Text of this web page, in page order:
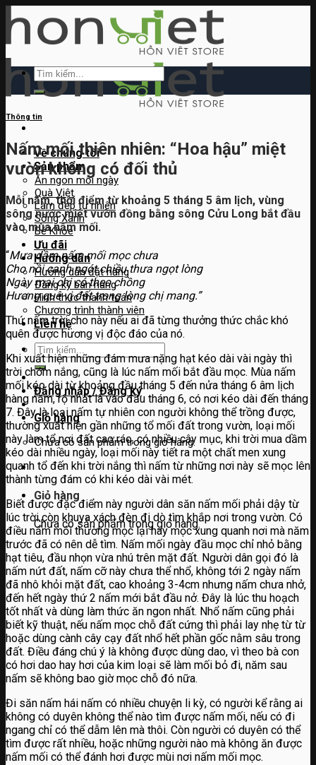
to
content
Về chúng tôi
Sản phẩm
Ăn ngon mỗi ngày
Quà Việt
Làm đẹp tự nhiên
Sống Xanh
Bé Khỏe
Ưu đãi
Hướng dẫn
Hướng dẫn đặt hàng
Đăng ký bán hàng
Hình thức thanh toán
Chương trình thành viên
Liên hệ
Tìm
kiếm:
Đăng nhập / Đăng ký
Giỏ hàng
Chưa có sản phẩm trong giỏ hàng.
Giỏ hàng
Chưa có sản phẩm trong giỏ hàng.
Tìm
kiếm:
Thông tin
Nấm mối thiên nhiên: “Hoa hậu” miệt
vườn không có đối thủ
Mỗi năm, thời điểm từ khoảng 5 tháng 5 âm lịch, vùng
sông nước miệt vườn đồng bằng sông Cửu Long bắt đầu
vào mùanấm mối.
“Mưa dầm nấm mối mọc chưa
Cho nồi canh ngót chiều thưa ngọt lòng
Ngày mai chị có theo chồng
Hương quê vị đất trong lòng chị mang.”
Thứ nấm trời cho này nếu ai đã từng thưởng thức chắc khó
quên được hương vị độc đáo của nó.
Khi xuất hiện những đám mưa nặng hạt kéo dài vài ngày thì
trời chớm nắng, cũng là lúc nấm mối bắt đầu mọc. Mùa nấm
mối kéo dài từ khoảng đầu tháng 5 đến nửa tháng 6 âm lịch
hàng năm, rộ nhất là vào đầu tháng 6, có nơi kéo dài đến tháng
7. Đây là loại nấm tự nhiên con người không thể trồng được,
thường xuất hiện gần những tổ mối đất trong vườn, loại mối
này làm tổ nơi đất cao ráo, có nhiều cây mục, khi trời mua dầm
kéo dài nhiều ngày, loại mối này tiết ra một chất men xung
quanh tổ đến khi trời nắng thì nấm từ những nơi này sẽ mọc lên
thành từng đám có khi kéo dài vài mét.
Biết được đặc điểm này người dân săn nấm mối phải dậy từ
lúc trời còn khuya xách đèn đi dò tìm khắp nơi trong vườn. Có
điều nấm mối thường mọc lại hay mọc xung quanh nơi mà năm
trước đã có nên dễ tìm. Nấm mối ngày đầu mọc chỉ nhỏ bằng
hạt tiêu, đầu nhọn vừa nhú trên mặt đất. Người dân gọi đó là
nấm nứt đất, nấm cỡ này chưa thể nhổ, không tới 2 ngày nấm
đã nhô khỏi mặt đất, cao khoảng 3-4cm nhưng nấm chưa nhở,
đến hết ngày thứ 2 nấm mới bắt đầu nở. Đây là lúc thu hoạch
tốt nhất và dùng làm thức ăn ngon nhất. Nhổ nấm cũng phải
biết kỹ thuật, nếu nấm mọc chỗ đất cứng thì phải lay nhẹ từ từ
hoặc dùng cành cây cạy đất nhổ hết phần gốc nằm sâu trong
đất. Điều đáng chú ý là không được dùng dao, vì theo bà con
có hơi dao hay hơi của kim loại sẽ làm mối bỏ đi, năm sau
nấm sẽ không bao giờ mọc chỗ đó nữa.
Đi săn nấm hái nấm có nhiều chuyện li kỳ, có người kể rằng ai
không có duyên không thể nào tìm được nấm mối, nếu có đi
ngang chỉ có thể dẫm lên mà thôi. Còn người có duyên có thể
tìm được rất nhiều, hoặc những người nào mà không ăn được
nấm mối có thể đánh hơi được mùi nơi nấm mối mọc.